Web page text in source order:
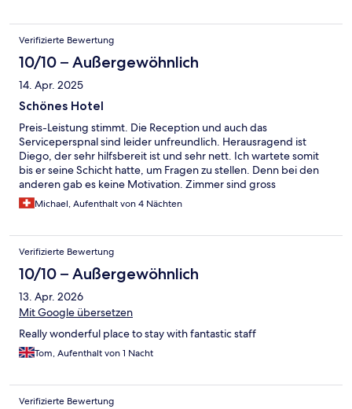
Verifizierte Bewertung
10/10 – Außergewöhnlich
14. Apr. 2025
Schönes Hotel
Preis-Leistung stimmt. Die Reception und auch das
Serviceperspnal sind leider unfreundlich. Herausragend ist
Diego, der sehr hilfsbereit ist und sehr nett. Ich wartete somit
bis er seine Schicht hatte, um Fragen zu stellen. Denn bei den
anderen gab es keine Motivation. Zimmer sind gross
(Familienzimmer), Pool ist Standard. Wir hatten keine Mahlzeiten
inklusive, was auch gut war. Wir haben einmal da gegessen und
zwei gute Alternativen.
Michael, Aufenthalt von 4 Nächten
Verifizierte Bewertung
10/10 – Außergewöhnlich
13. Apr. 2026
Mit Google übersetzen
Really wonderful place to stay with fantastic staff
Tom, Aufenthalt von 1 Nacht
Verifizierte Bewertung